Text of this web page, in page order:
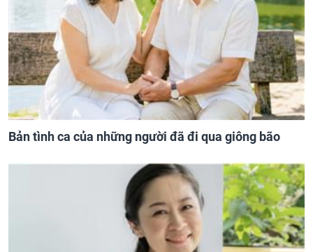
Bản tình ca của những người đã đi qua giông bão